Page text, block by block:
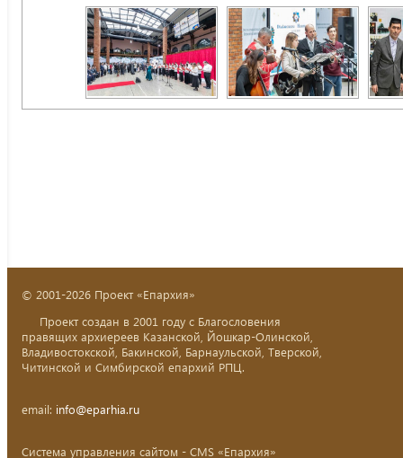
© 2001-2026 Проект «Епархия»
Проект создан в 2001 году с Благословения
правящих архиереев Казанской, Йошкар-Олинской,
Владивостокской, Бакинской, Барнаульской, Тверской,
Читинской и Симбирской епархий РПЦ.
email: info@eparhia.ru
Система управления сайтом - CMS «Епархия»